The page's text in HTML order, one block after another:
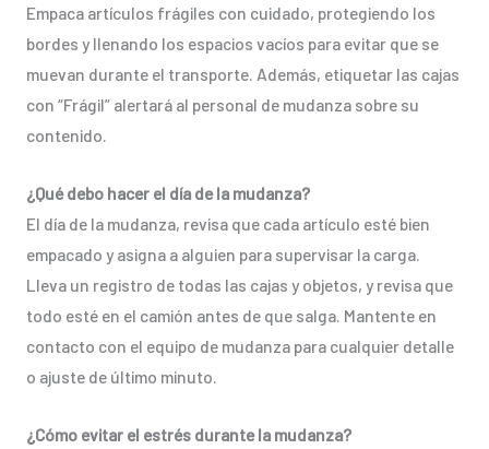
Empaca artículos frágiles con cuidado, protegiendo los
bordes y llenando los espacios vacíos para evitar que se
muevan durante el transporte. Además, etiquetar las cajas
con “Frágil” alertará al personal de mudanza sobre su
contenido.
¿Qué debo hacer el día de la mudanza?
El día de la mudanza, revisa que cada artículo esté bien
empacado y asigna a alguien para supervisar la carga.
Lleva un registro de todas las cajas y objetos, y revisa que
todo esté en el camión antes de que salga. Mantente en
contacto con el equipo de mudanza para cualquier detalle
o ajuste de último minuto.
¿Cómo evitar el estrés durante la mudanza?